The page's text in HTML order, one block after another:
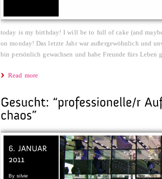
today is my birthday! I will be to full of cake (and
on monday! Das letzte Jahr war außergewöhnlich und
bin persönlich gewachsen und habe Freunde fürs
Read more
Bysilvie